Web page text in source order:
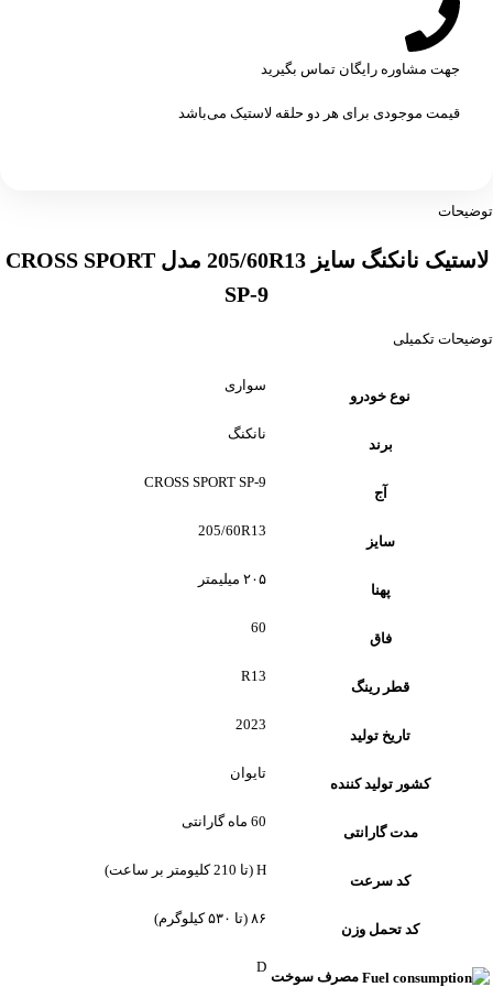
جهت مشاوره رایگان تماس بگیرید
قیمت موجودی برای هر دو حلقه لاستیک می‌باشد
توضیحات
لاستیک نانکنگ سایز 205/60R13 مدل CROSS SPORT
SP-9
توضیحات تکمیلی
نوع خودرو
سواری
برند
نانکنگ
آج
CROSS SPORT SP-9
سایز
205/60R13
پهنا
۲۰۵ میلیمتر
فاق
60
قطر رینگ
R13
تاریخ تولید
2023
کشور تولید کننده
تایوان
مدت گارانتی
60 ماه گارانتی
کد سرعت
H (تا 210 کلیومتر بر ساعت)
کد تحمل وزن
۸۶ (تا ۵۳۰ کیلوگرم)
مصرف سوخت
D